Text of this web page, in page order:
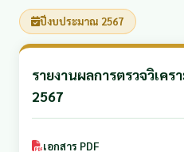
ปีงบประมาณ 2567
รายงานผลการตรวจวิเค
2567
เอกสาร PDF